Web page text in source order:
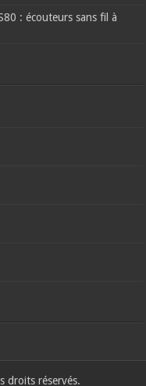
: écouteurs sans fil à
droits réservés.